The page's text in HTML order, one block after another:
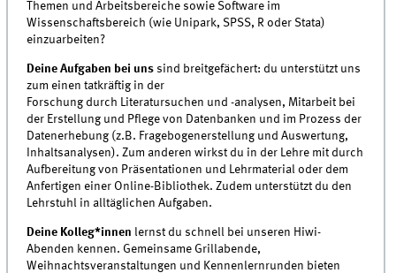
Themen und Arbeitsbereiche sowie Software im
Wissenschaftsbereich (wie Unipark, SPSS, R oder Stata)
einzuarbeiten?
Deine Aufgaben bei uns sind breitgefächert: du unterstützt uns
zum einen tatkräftig in der
Forschung durch Literatursuchen und -analysen, Mitarbeit bei
der Erstellung und Pflege von Datenbanken und im Prozess der
Datenerhebung (z.B. Fragebogenerstellung und Auswertung,
Inhaltsanalysen). Zum anderen wirkst du in der Lehre mit durch
Aufbereitung von Präsentationen und Lehrmaterial oder dem
Anfertigen einer Online-Bibliothek. Zudem unterstützt du den
Lehrstuhl in alltäglichen Aufgaben.
Deine Kolleg*innen lernst du schnell bei unseren Hiwi-
Abenden kennen. Gemeinsame Grillabende,
Weihnachtsveranstaltungen und Kennenlernrunden bieten